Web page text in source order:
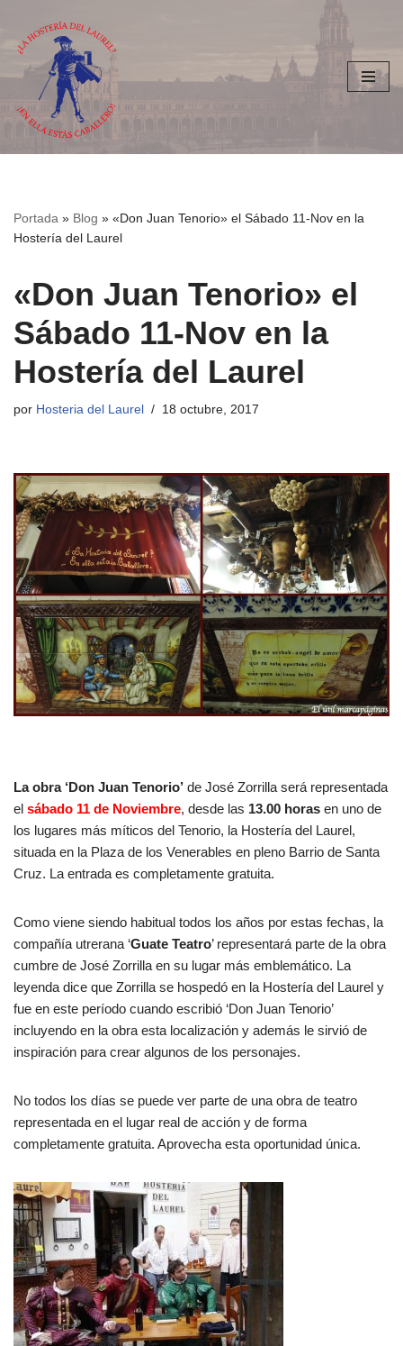
Saltar
contenido
Portada » Blog » «Don Juan Tenorio» el Sábado 11-Nov en la
Hostería del Laurel
«Don Juan Tenorio» el
Sábado 11-Nov en la
Hostería del Laurel
por Hosteria del Laurel 18 octubre, 2017
La obra ‘Don Juan Tenorio’ de José Zorrilla será representada
el sábado 11 de Noviembre, desde las 13.00 horas en uno de
los lugares más míticos del Tenorio, la Hostería del Laurel,
situada en la Plaza de los Venerables en pleno Barrio de Santa
Cruz. La entrada es completamente gratuita.
Como viene siendo habitual todos los años por estas fechas, la
compañía utrerana ‘Guate Teatro’ representará parte de la obra
cumbre de José Zorrilla en su lugar más emblemático. La
leyenda dice que Zorrilla se hospedó en la Hostería del Laurel y
fue en este período cuando escribió ‘Don Juan Tenorio’
incluyendo en la obra esta localización y además le sirvió de
inspiración para crear algunos de los personajes.
No todos los días se puede ver parte de una obra de teatro
representada en el lugar real de acción y de forma
completamente gratuita. Aprovecha esta oportunidad única.